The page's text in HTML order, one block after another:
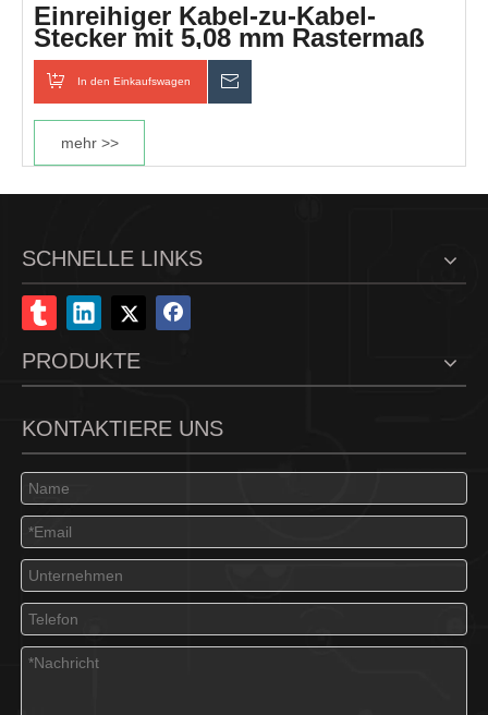
Einreihiger Kabel-zu-Kabel-
Stecker mit 5,08 mm Rastermaß
In den Einkaufswagen
mehr >>
SCHNELLE LINKS
PRODUKTE
KONTAKTIERE UNS